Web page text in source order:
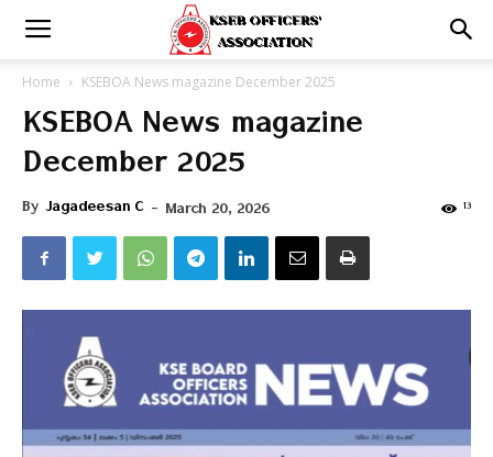
Home KSEBOA News magazine December 2025
KSEBOA News magazine
December 2025
By Jagadeesan C - March 20, 2026 13